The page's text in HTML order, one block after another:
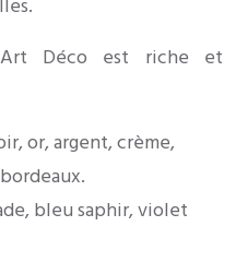
Déco est riche et
or, argent, crème,
bleu saphir, violet